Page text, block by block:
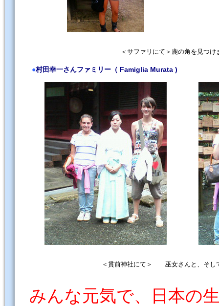
＜サファリにて＞鹿の角を見つけ
●村田幸一さんファミリー（ Famiglia Murata )
＜貫前神社にて＞ 巫女さんと、そし
みんな元気で、日本の